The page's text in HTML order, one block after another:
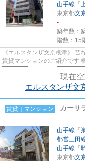
山手線 「
東京都文
-
築年数：
階数：15
《エルスタンザ文京根津》
賃貸マンションのご紹介です
現在空
エルスタンザ文
賃貸｜マンション カーサ
山手線 「
都営三田
山手線 「
東京都文